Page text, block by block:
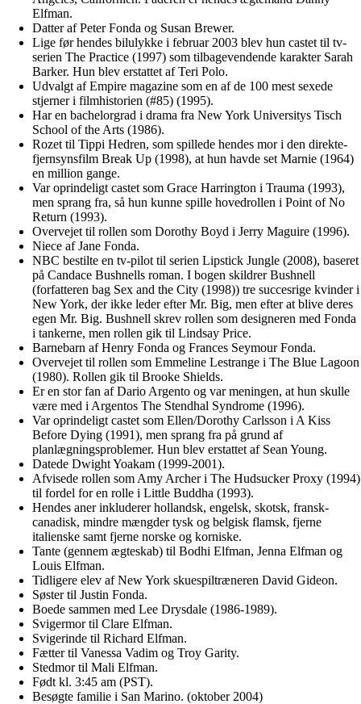
Elfman.
Datter af Peter Fonda og Susan Brewer.
Lige før hendes bilulykke i februar 2003 blev hun castet til tv-
serien The Practice (1997) som tilbagevendende karakter Sarah
Barker. Hun blev erstattet af Teri Polo.
Udvalgt af Empire magazine som en af de 100 mest sexede
stjerner i filmhistorien (#85) (1995).
Har en bachelorgrad i drama fra New York Universitys Tisch
School of the Arts (1986).
Rozet til Tippi Hedren, som spillede hendes mor i den direkte-
fjernsynsfilm Break Up (1998), at hun havde set Marnie (1964)
en million gange.
Var oprindeligt castet som Grace Harrington i Trauma (1993),
men sprang fra, så hun kunne spille hovedrollen i Point of No
Return (1993).
Overvejet til rollen som Dorothy Boyd i Jerry Maguire (1996).
Niece af Jane Fonda.
NBC bestilte en tv-pilot til serien Lipstick Jungle (2008), baseret
på Candace Bushnells roman. I bogen skildrer Bushnell
(forfatteren bag Sex and the City (1998)) tre succesrige kvinder i
New York, der ikke leder efter Mr. Big, men efter at blive deres
egen Mr. Big. Bushnell skrev rollen som designeren med Fonda
i tankerne, men rollen gik til Lindsay Price.
Barnebarn af Henry Fonda og Frances Seymour Fonda.
Overvejet til rollen som Emmeline Lestrange i The Blue Lagoon
(1980). Rollen gik til Brooke Shields.
Er en stor fan af Dario Argento og var meningen, at hun skulle
være med i Argentos The Stendhal Syndrome (1996).
Var oprindeligt castet som Ellen/Dorothy Carlsson i A Kiss
Before Dying (1991), men sprang fra på grund af
planlægningsproblemer. Hun blev erstattet af Sean Young.
Datede Dwight Yoakam (1999-2001).
Afvisede rollen som Amy Archer i The Hudsucker Proxy (1994)
til fordel for en rolle i Little Buddha (1993).
Hendes aner inkluderer hollandsk, engelsk, skotsk, fransk-
canadisk, mindre mængder tysk og belgisk flamsk, fjerne
italienske samt fjerne norske og korniske.
Tante (gennem ægteskab) til Bodhi Elfman, Jenna Elfman og
Louis Elfman.
Tidligere elev af New York skuespiltræneren David Gideon.
Søster til Justin Fonda.
Boede sammen med Lee Drysdale (1986-1989).
Svigermor til Clare Elfman.
Svigerinde til Richard Elfman.
Fætter til Vanessa Vadim og Troy Garity.
Stedmor til Mali Elfman.
Født kl. 3:45 am (PST).
Besøgte familie i San Marino. (oktober 2004)